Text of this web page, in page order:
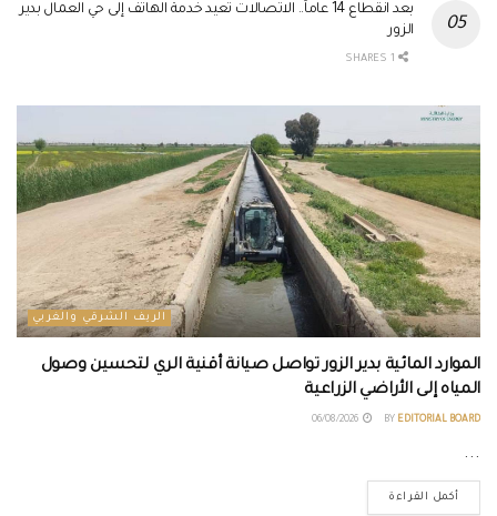
بعد انقطاع 14 عاماً.. الاتصالات تعيد خدمة الهاتف إلى حي العمال بدير
الزور
الريف الشرقي والغربي
الموارد المائية بدير الزور تواصل صيانة أقنية الري لتحسين وصول
المياه إلى الأراضي الزراعية
BY EDITORIAL BOARD
...
أكمل القراءة